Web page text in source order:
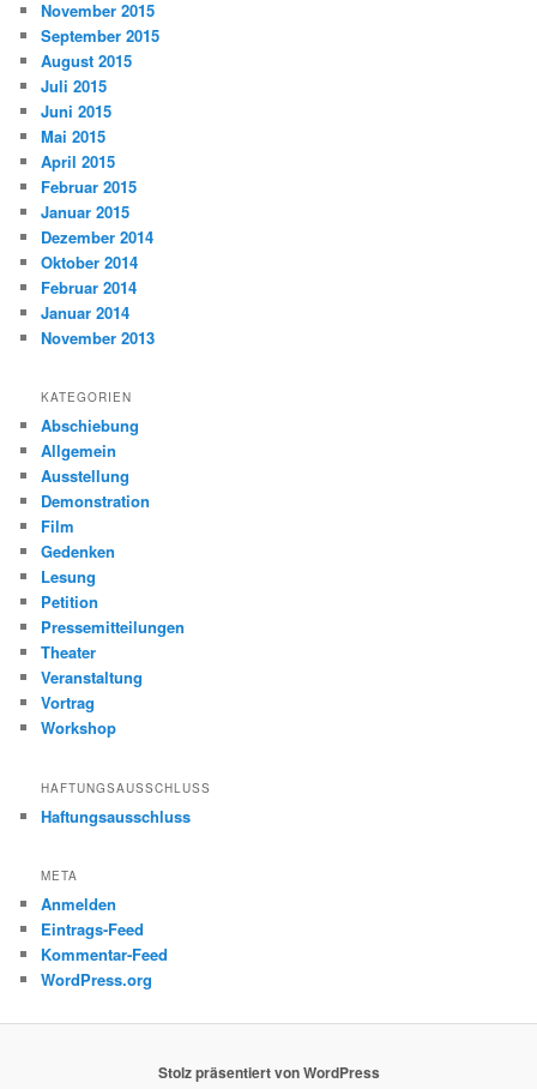
November 2015
September 2015
August 2015
Juli 2015
Juni 2015
Mai 2015
April 2015
Februar 2015
Januar 2015
Dezember 2014
Oktober 2014
Februar 2014
Januar 2014
November 2013
KATEGORIEN
Abschiebung
Allgemein
Ausstellung
Demonstration
Film
Gedenken
Lesung
Petition
Pressemitteilungen
Theater
Veranstaltung
Vortrag
Workshop
HAFTUNGSAUSSCHLUSS
Haftungsausschluss
META
Anmelden
Eintrags-Feed
Kommentar-Feed
WordPress.org
Stolz präsentiert von WordPress